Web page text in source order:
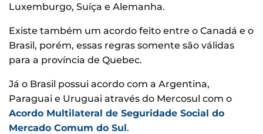
Luxemburgo, Suíça e Alemanha.
Existe também um acordo feito entre o Canadá e o
Brasil, porém, essas regras somente são válidas
para a província de Quebec.
Já o Brasil possui acordo com a Argentina,
Paraguai e Uruguai através do Mercosul com o
Acordo Multilateral de Seguridade Social do
Mercado Comum do Sul.